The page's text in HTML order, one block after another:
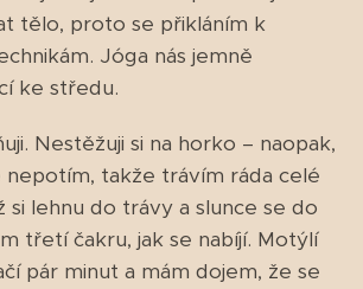
tělo, proto se přikláním k
Jóga nás jemně
ke středu.
Nestěžuji si na horko – naopak,
nepotím, takže trávím ráda celé
si lehnu do trávy a slunce se do
třetí čakru, jak se nabíjí. Motýlí
pár minut a mám dojem, že se